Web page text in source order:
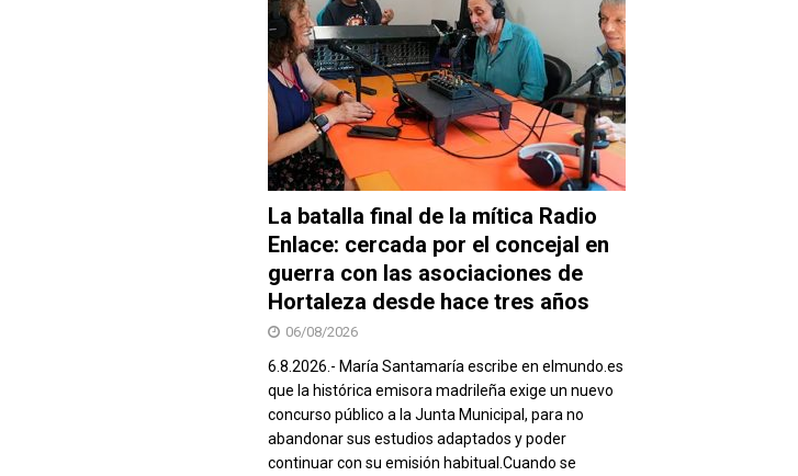
La batalla final de la mítica Radio
Enlace: cercada por el concejal en
guerra con las asociaciones de
Hortaleza desde hace tres años
06/08/2026
6.8.2026.- María Santamaría escribe en elmundo.es
que la histórica emisora madrileña exige un nuevo
concurso público a la Junta Municipal, para no
abandonar sus estudios adaptados y poder
continuar con su emisión habitual.Cuando se